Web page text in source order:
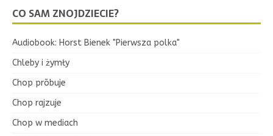
CO SAM ZNOJDZIECIE?
Audiobook: Horst Bienek "Pierwsza polka"
Chleby i żymły
Chop prōbuje
Chop rajzuje
Chop w mediach